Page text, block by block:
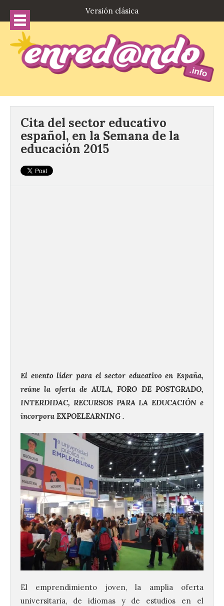
Versión clásica
Cita del sector educativo
español, en la Semana de la
educación 2015
El evento líder para el sector educativo en España,
reúne la oferta de AULA, FORO DE POSTGRADO,
INTERDIDAC, RECURSOS PARA LA EDUCACIÓN e
incorpora EXPOELEARNING .
El emprendimiento joven, la amplia oferta
universitaria, de idiomas y de estudios en el